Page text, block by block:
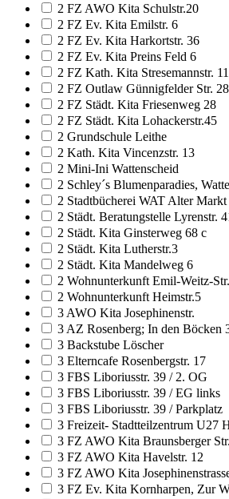
2 FZ AWO Kita Schulstr.20
2 FZ Ev. Kita Emilstr. 6
2 FZ Ev. Kita Harkortstr. 36
2 FZ Ev. Kita Preins Feld 6
2 FZ Kath. Kita Stresemannstr. 11
2 FZ Outlaw Günnigfelder Str.
2 FZ Städt. Kita Friesenweg 28
2 FZ Städt. Kita Lohackerstr.45
2 Grundschule Leithe
2 Kath. Kita Vincenzstr. 13
2 Mini-Ini Wattenscheid
2 Schley´s Blumenparadies,
2 Stadtbücherei WAT Alter
2 Städt. Beratungstelle Lyrenstr.
2 Städt. Kita Ginsterweg 68 c
2 Städt. Kita Lutherstr.3
2 Städt. Kita Mandelweg 6
2 Wohnunterkunft Emil-Weitz-
2 Wohnunterkunft Heimstr.5
3 AWO Kita Josephinenstr.
3 AZ Rosenberg; In den Böcken
3 Backstube Löscher
3 Elterncafe Rosenbergstr. 17
3 FBS Liboriusstr. 39 / 2. OG
3 FBS Liboriusstr. 39 / EG links
3 FBS Liboriusstr. 39 / Parkplatz
3 Freizeit- Stadtteilzentrum U27
3 FZ AWO Kita Braunsberger
3 FZ AWO Kita Havelstr. 12
3 FZ AWO Kita
3 FZ Ev. Kita Kornharpen, Zur